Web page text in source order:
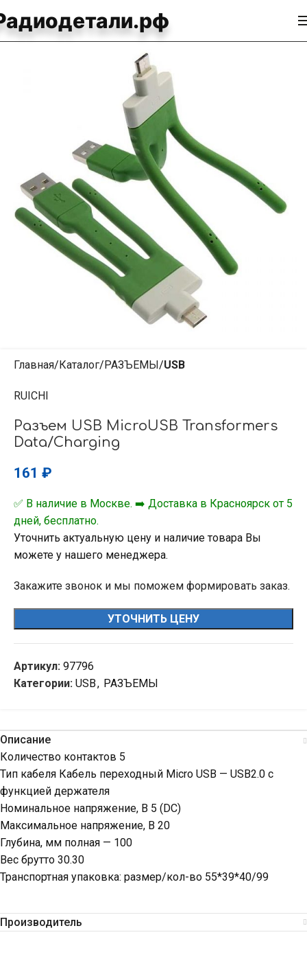
Главная Каталог РАЗЪЕМЫ USB
RUICHI
Разъем USB MicroUSB Transformers
Data/Charging
161 ₽
✅ В наличие в Москве. ➡️ Доставка в Красноярск от 5
дней, бесплатно.
Уточнить актуальную цену и наличие товара Вы
можете у нашего менеджера.
Закажите звонок и мы поможем формировать заказ.
УТОЧНИТЬ ЦЕНУ
Артикул: 97796
Категории: USB, РАЗЪЕМЫ
Описание
Количество контактов 5
Тип кабеля Кабель переходный Micro USB — USB2.0 с
функцией держателя
Номинальное напряжение, В 5 (DC)
Максимальное напряжение, В 20
Глубина, мм полная — 100
Вес брутто 30.30
Транспортная упаковка: размер/кол-во 55*39*40/99
Производитель